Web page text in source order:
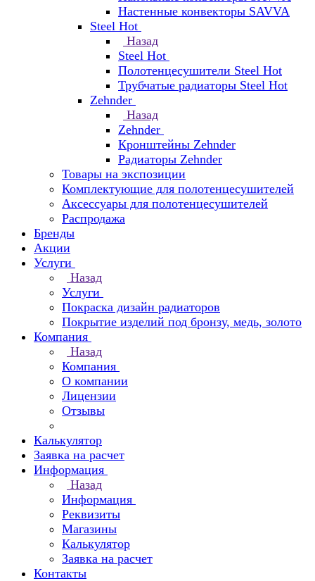
Настенные конвекторы SAVVA
Steel Hot
Назад
Steel Hot
Полотенцесушители Steel Hot
Трубчатые радиаторы Steel Hot
Zehnder
Назад
Zehnder
Кронштейны Zehnder
Радиаторы Zehnder
Товары на экспозиции
Комплектующие для полотенцесушителей
Аксессуары для полотенцесушителей
Распродажа
Бренды
Акции
Услуги
Назад
Услуги
Покраска дизайн радиаторов
Покрытие изделий под бронзу, медь, золото
Компания
Назад
Компания
О компании
Лицензии
Отзывы
Калькулятор
Заявка на расчет
Информация
Назад
Информация
Реквизиты
Магазины
Калькулятор
Заявка на расчет
Контакты